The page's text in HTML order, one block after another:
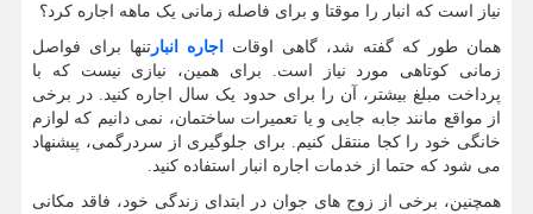
نیاز است که انبار را موقتا و برای فاصله زمانی یک ماهه اجاره کرد؟
همان طور که گفته شد، گاهی اوقات
اجاره انبار تنها برای فواصل
زمانی کوتاهی مورد نیاز است. برای همین، نیازی نیست که با
پرداخت مبلغ بیشتر، آن را برای حدود یک سال اجاره کنید. در برخی
از مواقع مانند جابه جایی و یا تعمیرات ساختمان، نمی دانیم که لوازم
خانگی خود را کجا منتقل کنیم. برای جلوگیری از سردرگمی، پیشنهاد
می شود که حتما از خدمات اجاره انبار استفاده کنید.
همچنین، برخی از زوج های جوان در ابتدای زندگی خود، فاقد مکانی